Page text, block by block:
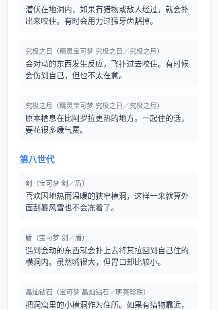
潜伏在地洞内，如果有猎物或敌人经过，就会扑
出来咬住。有时会用力过猛牙齿豁掉。
究极之日（精灵宝可梦 究极之日／究极之月）
会对动的东西发生反应，飞扑过去咬住。有时候
会伤到自己，但也不太在意。
究极之月（精灵宝可梦 究极之日／究极之月）
原本栖息在比阿罗拉更热的地方。一起住的话，
要花很多暖气费。
第八世代
剑（宝可梦 剑／盾）
喜欢因地热而温暖的狭窄横洞，这样一来就算外
面刮暴风雪也不会冻着了。
盾（宝可梦 剑／盾）
遇到会动的东西就会扑上去将其拉回到自己住的
横洞内。虽然嘴很大，但胃口却比较小。
晶灿钻石（宝可梦 晶灿钻石／明亮珍珠）
把洞窟里的小横洞作为住所。如果有猎物靠近，